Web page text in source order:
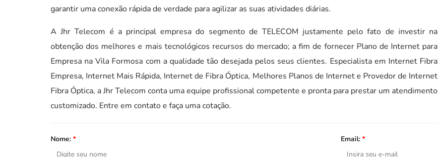
garantir uma conexão rápida de verdade para agilizar as suas atividades diárias.
A Jhr Telecom é a principal empresa do segmento de TELECOM justamente pelo fato de investir na
obtenção dos melhores e mais tecnológicos recursos do mercado; a fim de fornecer Plano de Internet para
Empresa na Vila Formosa com a qualidade tão desejada pelos seus clientes. Especialista em Internet Fibra
Empresa, Internet Mais Rápida, Internet de Fibra Óptica, Melhores Planos de Internet e Provedor de Internet
Fibra Óptica, a Jhr Telecom conta uma equipe profissional competente e pronta para prestar um atendimento
customizado. Entre em contato e faça uma cotação.
Nome: * Email: *